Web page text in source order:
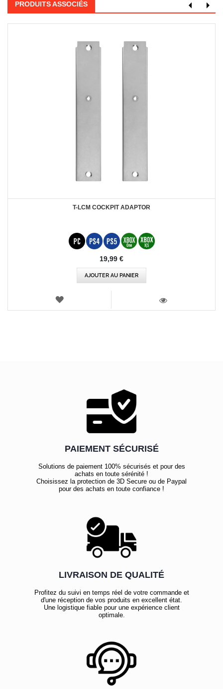
PRODUITS ASSOCIÉS
T-LCM COCKPIT ADAPTOR
19,99 €
AJOUTER AU PANIER
AJOUTER
PAIEMENT SÉCURISÉ
Solutions de paiement 100% sécurisés et pour des
achats en toute sérénité !
Choisissez la protection de 3D Secure ou de Paypal
pour des achats en toute confiance !
LIVRAISON DE QUALITÉ
Profitez du suivi en temps réel de votre commande et
d'une réception de vos produits en excellent état.
Une logistique fiable pour une expérience client
optimale.